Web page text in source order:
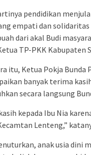
pendidikan
empati dan solidaritas
dari akal Budi
TP-PKK Kabupaten
itu, Ketua Pokja Bunda
banyak terima
secara langsung
kepada Ibu Nia
Lenteng,”
anak usia dini